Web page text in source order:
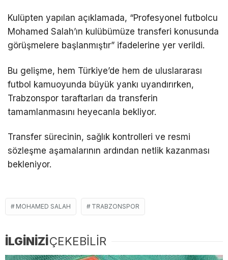
Kulüpten yapılan açıklamada, “Profesyonel futbolcu
Mohamed Salah’ın kulübümüze transferi konusunda
görüşmelere başlanmıştır” ifadelerine yer verildi.
Bu gelişme, hem Türkiye’de hem de uluslararası
futbol kamuoyunda büyük yankı uyandırırken,
Trabzonspor taraftarları da transferin
tamamlanmasını heyecanla bekliyor.
Transfer sürecinin, sağlık kontrolleri ve resmi
sözleşme aşamalarının ardından netlik kazanması
bekleniyor.
MOHAMED SALAH TRABZONSPOR
İLGİNİZİÇEKEBİLİR